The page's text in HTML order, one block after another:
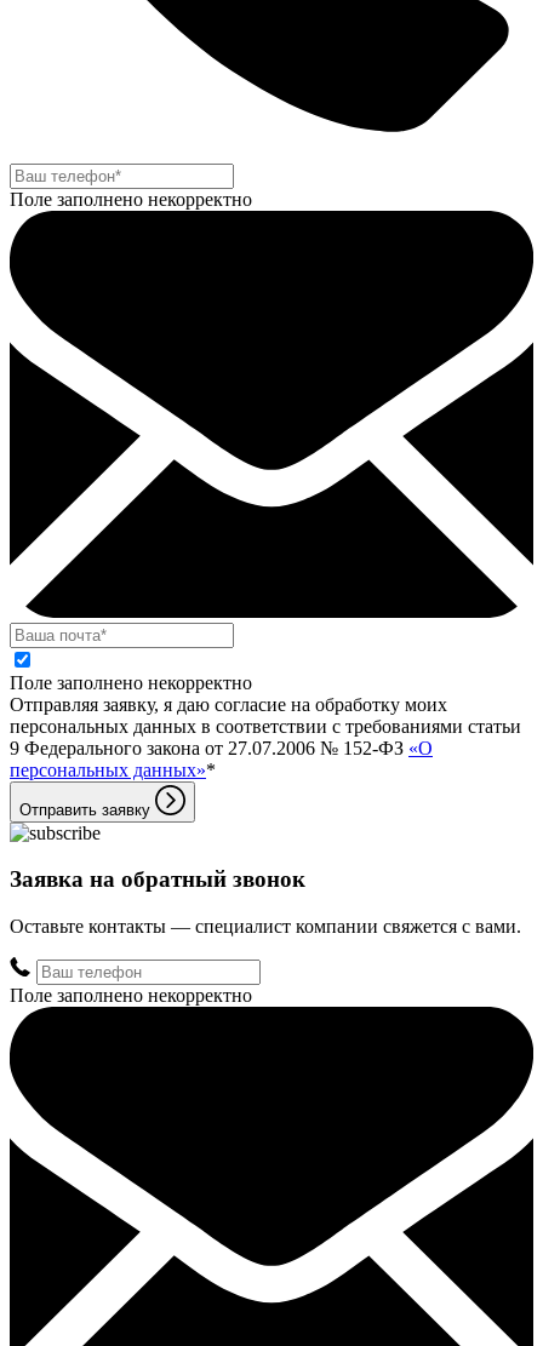
Поле заполнено некорректно
Поле заполнено некорректно
Отправляя заявку, я даю согласие на обработку моих
персональных данных в соответствии с требованиями статьи
9 Федерального закона от 27.07.2006 № 152-ФЗ «О
персональных данных»*
Отправить заявку
Заявка на обратный звонок
Оставьте контакты — специалист компании свяжется с вами.
Поле заполнено некорректно